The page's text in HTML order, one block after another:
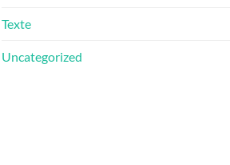
Texte
Uncategorized